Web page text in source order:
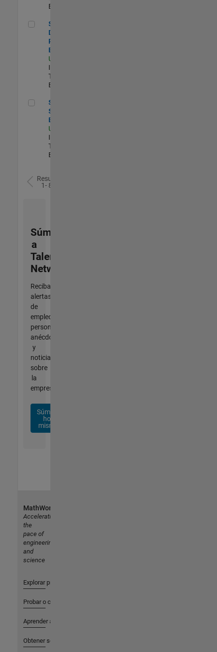
Experimentado
Senior Database Reliability Engineer
Senior
Database
Reliability
Engineer
US-MA-Natick
Information
Technology |
Experimentado
Senior Sailpoint IAM Engineer
Senior
Sailpoint IAM
Engineer
US-MA-Natick
Information
Technology |
Experimentado
Resultados
1- 8 de
Súmese
a
Talent
Network
Reciba
alertas
de
empleo
personalizadas,
anécdotas
y
noticias
sobre
la
empresa.
Súmese
hoy
mismo
MathWorks
Accelerating
the
pace of
engineering
and
science
Explorar productos
Probar o comprar
Aprender a utilizar
Obtener soporte